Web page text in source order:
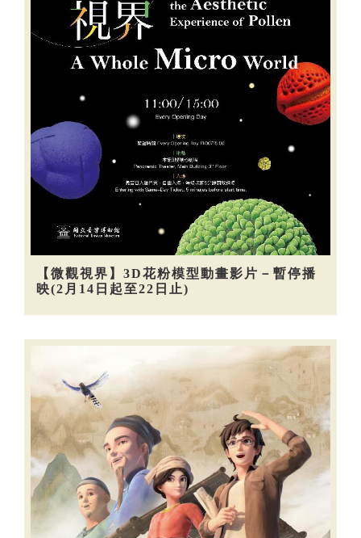
【微觀視界】3D花粉模型動畫影片－暫停播
映(2月14日起至22日止)